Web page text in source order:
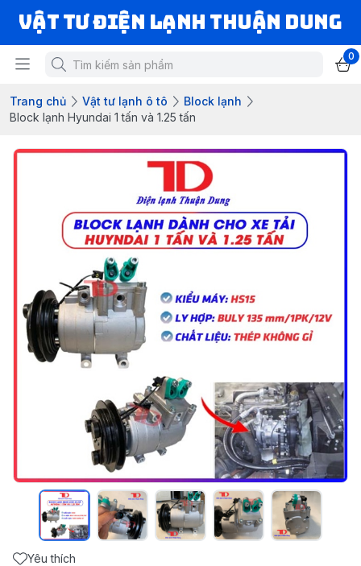
VẬT TƯ ĐIỆN LẠNH THUẬN DUNG
0
Trang chủ Vật tư lạnh ô tô
Block lạnh
Block lạnh Hyundai 1 tấn và 1.25 tấn
Yêu thích